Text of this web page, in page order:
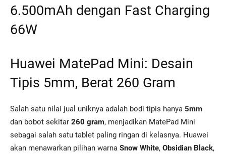
6.500mAh dengan Fast Charging
66W
Huawei MatePad Mini: Desain
Tipis 5mm, Berat 260 Gram
Salah satu nilai jual uniknya adalah bodi tipis hanya 5mm
dan bobot sekitar 260 gram, menjadikan MatePad Mini
sebagai salah satu tablet paling ringan di kelasnya. Huawei
akan menawarkan pilihan warna Snow White, Obsidian Black,